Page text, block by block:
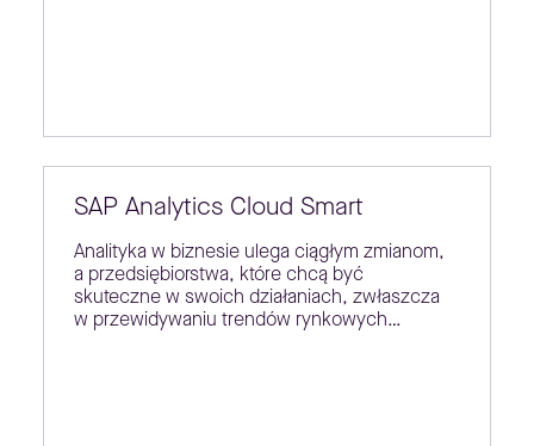
SAP Analytics Cloud Smart
Analityka w biznesie ulega ciągłym zmianom,
a przedsiębiorstwa, które chcą być
skuteczne w swoich działaniach, zwłaszcza
w przewidywaniu trendów rynkowych…